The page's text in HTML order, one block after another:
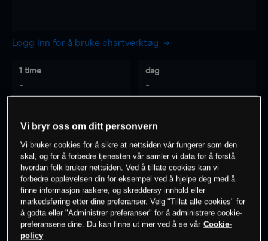
Logg inn for å bruke chartverktøy
1 time
-
dag
-
7 dager
0% av kunder erpå dette instrumentet
Søk om konto
Vi bryr oss om ditt personvern
Vi bruker cookies for å sikre at nettsiden vår fungerer som den
skal, og for å forbedre tjenesten vår samler vi data for å forstå
hvordan folk bruker nettsiden. Ved å tillate cookies kan vi
forbedre opplevelsen din for eksempel ved å hjelpe deg med å
finne informasjon raskere, og skreddersy innhold eller
markedsføring etter dine preferanser. Velg "Tillat alle cookies" for
å godta eller "Administrer preferanser" for å administrere cookie-
preferansene dine. Du kan finne ut mer ved å se vår Cookie-
policy